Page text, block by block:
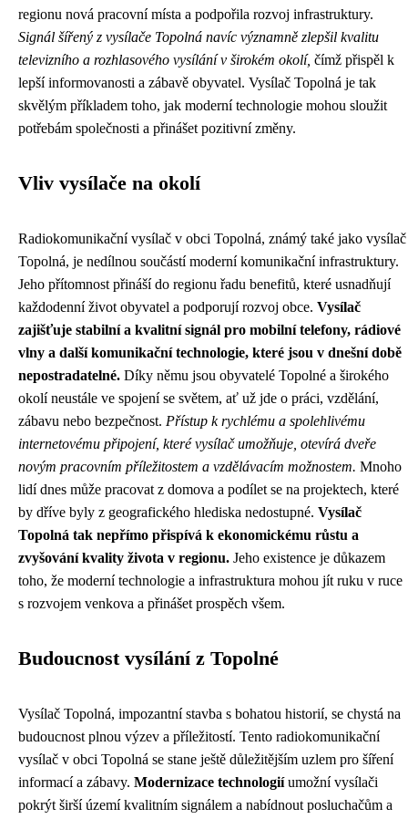
regionu nová pracovní místa a podpořila rozvoj infrastruktury.
Signál šířený z vysílače Topolná navíc významně zlepšil kvalitu
televizního a rozhlasového vysílání v širokém okolí, čímž přispěl k
lepší informovanosti a zábavě obyvatel. Vysílač Topolná je tak
skvělým příkladem toho, jak moderní technologie mohou sloužit
potřebám společnosti a přinášet pozitivní změny.
Vliv vysílače na okolí
Radiokomunikační vysílač v obci Topolná, známý také jako vysílač
Topolná, je nedílnou součástí moderní komunikační infrastruktury.
Jeho přítomnost přináší do regionu řadu benefitů, které usnadňují
každodenní život obyvatel a podporují rozvoj obce. Vysílač
zajišťuje stabilní a kvalitní signál pro mobilní telefony, rádiové
vlny a další komunikační technologie, které jsou v dnešní době
nepostradatelné. Díky němu jsou obyvatelé Topolné a širokého
okolí neustále ve spojení se světem, ať už jde o práci, vzdělání,
zábavu nebo bezpečnost. Přístup k rychlému a spolehlivému
internetovému připojení, které vysílač umožňuje, otevírá dveře
novým pracovním příležitostem a vzdělávacím možnostem. Mnoho
lidí dnes může pracovat z domova a podílet se na projektech, které
by dříve byly z geografického hlediska nedostupné. Vysílač
Topolná tak nepřímo přispívá k ekonomickému růstu a
zvyšování kvality života v regionu. Jeho existence je důkazem
toho, že moderní technologie a infrastruktura mohou jít ruku v ruce
s rozvojem venkova a přinášet prospěch všem.
Budoucnost vysílání z Topolné
Vysílač Topolná, impozantní stavba s bohatou historií, se chystá na
budoucnost plnou výzev a příležitostí. Tento radiokomunikační
vysílač v obci Topolná se stane ještě důležitějším uzlem pro šíření
informací a zábavy. Modernizace technologiíumožní vysílači
pokrýt širší území kvalitním signálem a nabídnout posluchačům a